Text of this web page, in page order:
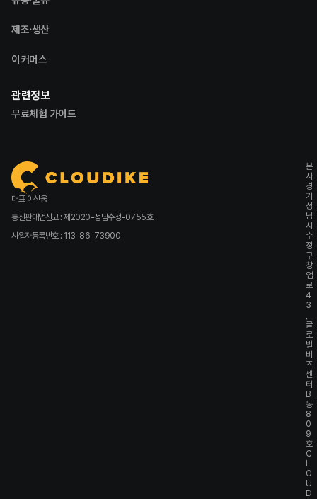
제조·생산
이커머스
관련정보
무료체험 가이드
대표 이선웅
통신판매업신고 : 제2020-성남수정-0755호
사업자등록번호 : 113-86-73900
본
사
경
기
성
남
시
수
정
구
창
업
로
4
3
글
로
벌
비
즈
센
터
B
동
8
0
9
호
C
L
O
U
D